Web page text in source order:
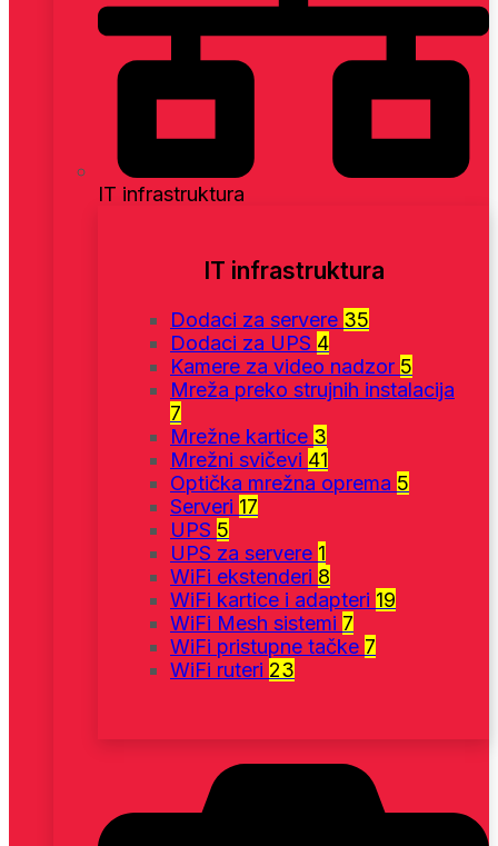
IT infrastruktura
IT infrastruktura
Dodaci za servere 35
Dodaci za UPS 4
Kamere za video nadzor 5
Mreža preko strujnih instalacija
7
Mrežne kartice 3
Mrežni svičevi 41
Optička mrežna oprema 5
Serveri 17
UPS 5
UPS za servere 1
WiFi ekstenderi 8
WiFi kartice i adapteri 19
WiFi Mesh sistemi 7
WiFi pristupne tačke 7
WiFi ruteri 23